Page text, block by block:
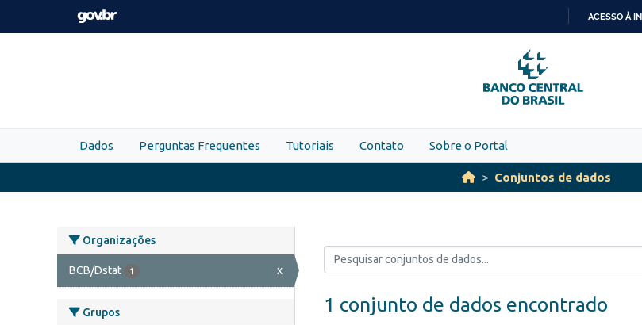
Skip to main content
PARA
O
CONTEÚDO
ACESSO À
Dados Perguntas Frequentes Tutoriais Contato Sobre o Portal
Conjuntos de dados
Organizações
BCB/Dstat 1 x
Grupos 1 conjunto de dados encontrado